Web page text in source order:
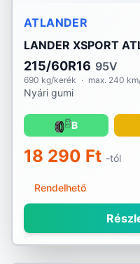
Radar
Riken
Rotalla
Royal Black
Sailun
ATLANDER
LANDER XSPORT
215/60R16 95V
690 kg/kerék · max. 240
Nyári gumi
B
18 290 Ft -tól
Rendelhető